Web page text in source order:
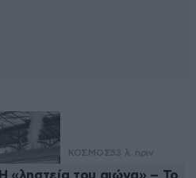
ΚΟΣΜΟΣ53 λ. πριν
Η «ληστεία του αιώνα» – Το